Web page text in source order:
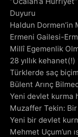
Duyuru
Haldun Dormen’in
Ermeni Gailesi-
Millî Egemenlik
28 yıllık kehanet(!)
Türklerde saç
Bülent Arınç
Yeni devlet kurma
Muzaffer Tekin: Bir
Yeni bir devlet
Mehmet Uçum’un